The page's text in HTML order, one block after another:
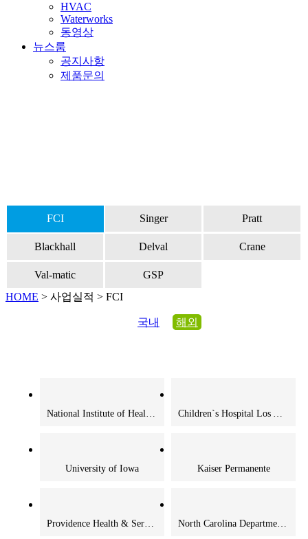
HVAC
Waterworks
동영상
뉴스룸
공지사항
제품문의
FCI Singer Pratt
Blackhall Delval Crane
Val-matic
GSP
HOME > 사업실적 > FCI
국내 해외
National Institute of Health (NIH) Children`s Hospital Los Angeles
University of Iowa Kaiser Permanente
Providence Health & Services Hospital North Carolina Department of Administrations